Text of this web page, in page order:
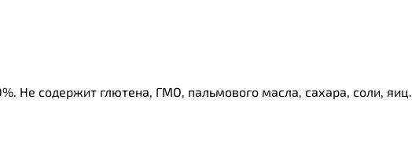
Не содержит глютена, ГМО, пальмового масла, сахара, соли, яиц.